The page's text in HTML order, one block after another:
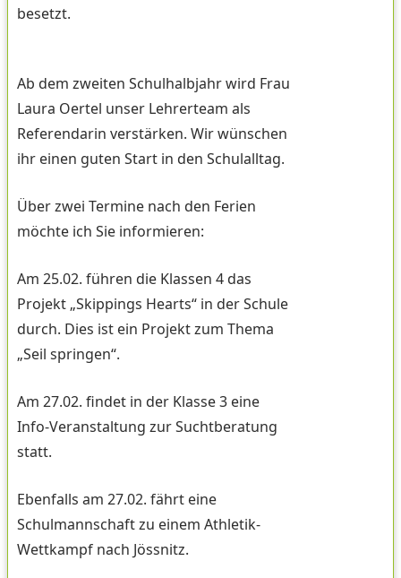
besetzt.
Ab dem zweiten Schulhalbjahr wird Frau
Laura Oertel unser Lehrerteam als
Referendarin verstärken. Wir wünschen
ihr einen guten Start in den Schulalltag.
Über zwei Termine nach den Ferien
möchte ich Sie informieren:
Am 25.02. führen die Klassen 4 das
Projekt „Skippings Hearts“ in der Schule
durch. Dies ist ein Projekt zum Thema
„Seil springen“.
Am 27.02. findet in der Klasse 3 eine
Info-Veranstaltung zur Suchtberatung
statt.
Ebenfalls am 27.02. fährt eine
Schulmannschaft zu einem Athletik-
Wettkampf nach Jössnitz.